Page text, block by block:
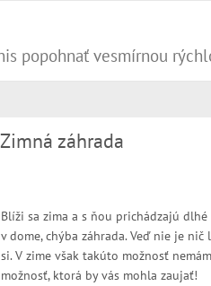
Zimná záhrada
Blíži sa zima a s ňou prichádzajú
v dome, chýba záhrada. Veď nie je
si. V zime však takúto možnosť
možnosť, ktorá by vás mohla zaujať!